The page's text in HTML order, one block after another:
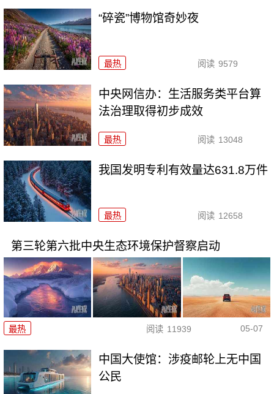
“碎瓷”博物馆奇妙夜
最热 阅读 9579
中央网信办：生活服务类平台算
法治理取得初步成效
最热 阅读 13048
我国发明专利有效量达631.8万件
最热 阅读 12658
第三轮第六批中央生态环境保护督察启动
最热 阅读 11939 05-07
中国大使馆：涉疫邮轮上无中国
公民